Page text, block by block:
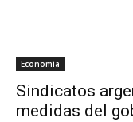
Economía
Sindicatos
medidas del